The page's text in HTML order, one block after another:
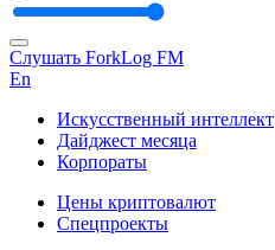
Слушать ForkLog FM
En
Искусственный интеллект
Дайджест месяца
Корпораты
Цены криптовалют
Спецпроекты